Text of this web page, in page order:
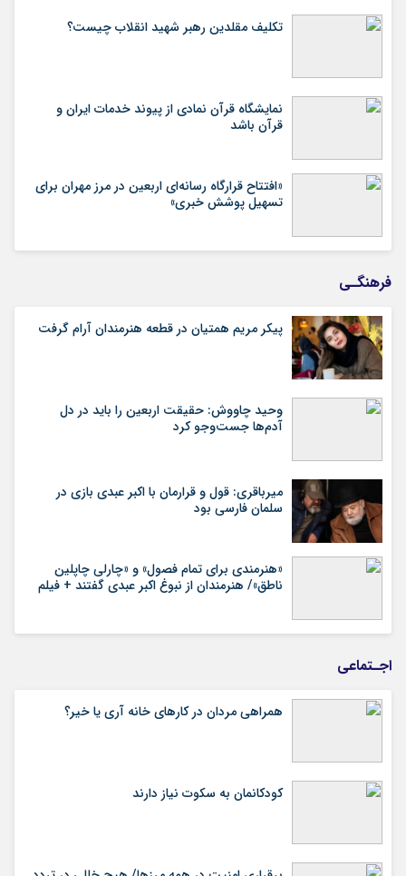
تکلیف مقلدین رهبر شهید انقلاب چیست؟
نمایشگاه قرآن نمادی از پیوند خدمات ایران و
قرآن باشد
«افتتاح قرارگاه رسانه‌ای اربعین در مرز مهران برای
تسهیل پوشش خبری»
فرهنگـی
پیکر مریم همتیان در قطعه هنرمندان آرام گرفت
وحید چاووش: حقیقت اربعین را باید در دل
آدم‌ها جست‌وجو کرد
میرباقری: قول و قرارمان با اکبر عبدی بازی در
سلمان فارسی بود
«هنرمندی برای تمام فصول» و «چارلی چاپلین
ناطق»/ هنرمندان از نبوغ اکبر عبدی گفتند + فیلم
اجـتماعی
همراهی مردان در کارهای خانه آری یا خیر؟
کودکانمان به سکوت نیاز دارند